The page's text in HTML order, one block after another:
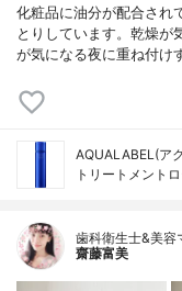
化粧品に油分が配合され
とりしています。乾燥が
が気になる夜に重ね付け
AQUALABEL(ア
トリートメント
歯科衛生士&美容
齋藤富美